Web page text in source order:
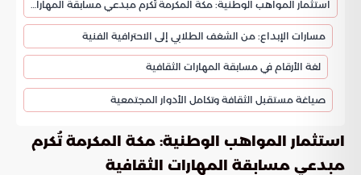
استثمار المواهب الوطنية: مكة المكرمة تُكرم مبدعي مسابقة المهارات الثقافية
مسارات الإبداع: من الشغف الطلابي إلى الاحترافية الفنية
لغة الأرقام في مسابقة المهارات الثقافية
صياغة مستقبل الثقافة وتكامل الأدوار المجتمعية
استثمار المواهب الوطنية: مكة المكرمة تُكرم
مبدعي مسابقة المهارات الثقافية